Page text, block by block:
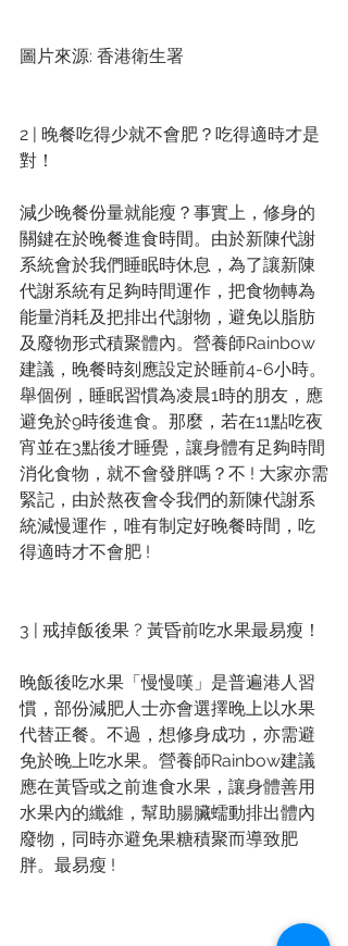
圖片來源: 香港衛生署
2 | 晚餐吃得少就不會肥？吃得適時才是
對！
減少晚餐份量就能瘦？事實上，修身的
關鍵在於晚餐進食時間。由於新陳代謝
系統會於我們睡眠時休息，為了讓新陳
代謝系統有足夠時間運作，把食物轉為
能量消耗及把排出代謝物，避免以脂肪
及廢物形式積聚體內。營養師Rainbow
建議，晚餐時刻應設定於睡前4-6小時。
舉個例，睡眠習慣為凌晨1時的朋友，應
避免於9時後進食。那麼，若在11點吃夜
宵並在3點後才睡覺，讓身體有足夠時間
消化食物，就不會發胖嗎？不 ! 大家亦需
緊記，由於熬夜會令我們的新陳代謝系
統減慢運作，唯有制定好晚餐時間，吃
得適時才不會肥 !
3 | 戒掉飯後果 ? 黃昏前吃水果最易瘦！
晚飯後吃水果「慢慢嘆」是普遍港人習
慣，部份減肥人士亦會選擇晚上以水果
代替正餐。不過，想修身成功，亦需避
免於晚上吃水果。營養師Rainbow建議
應在黃昏或之前進食水果，讓身體善用
水果內的纖維，幫助腸臟蠕動排出體內
廢物，同時亦避免果糖積聚而導致肥
胖。最易瘦 !